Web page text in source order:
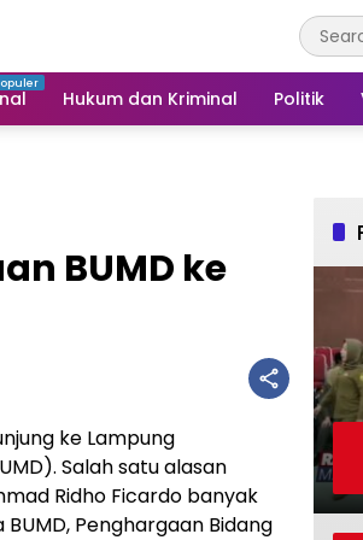
Hukum dan Kriminal Politik
BUMD ke
ke Lampung
Salah satu alasan
Ridho Ficardo banyak
Penghargaan Bidang